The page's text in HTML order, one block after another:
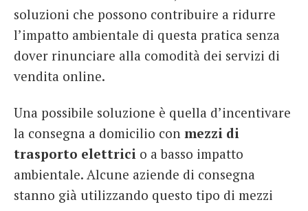
soluzioni che possono contribuire a ridurre
l’impatto ambientale di questa pratica senza
dover rinunciare alla comodità dei servizi di
vendita online.
Una possibile soluzione è quella d’incentivare
la consegna a domicilio con mezzi di
trasporto elettrici o a basso impatto
ambientale. Alcune aziende di consegna
stanno già utilizzando questo tipo di mezzi